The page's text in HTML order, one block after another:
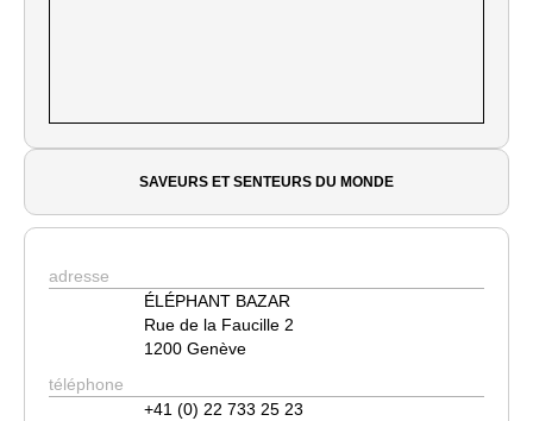
SAVEURS ET SENTEURS DU MONDE
adresse
ÉLÉPHANT BAZAR
Rue de la Faucille 2
1200 Genève
téléphone
+41 (0) 22 733 25 23